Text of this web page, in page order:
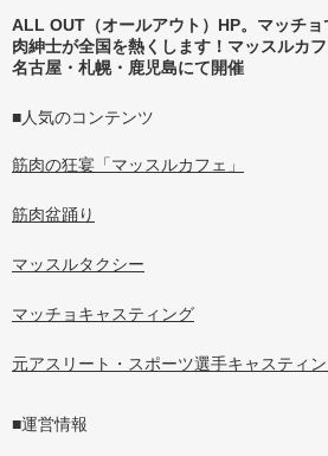
ALL OUT（オールアウト）HP。マッチ
肉紳士が全国を熱くします！マッスルカ
名古屋・札幌・鹿児島にて開催
■人気のコンテンツ
筋肉の狂宴「マッスルカフェ」
筋肉盆踊り
マッスルタクシー
マッチョキャスティング
元アスリート・スポーツ選手キャスティ
■運営情報